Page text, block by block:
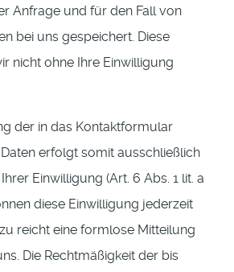
Anfrage und für den Fall von
bei uns gespeichert. Diese
nicht ohne Ihre Einwilligung
der in das Kontaktformular
erfolgt somit ausschließlich
Einwilligung (Art. 6 Abs. 1 lit. a
diese Einwilligung jederzeit
reicht eine formlose Mitteilung
Die Rechtmäßigkeit der bis